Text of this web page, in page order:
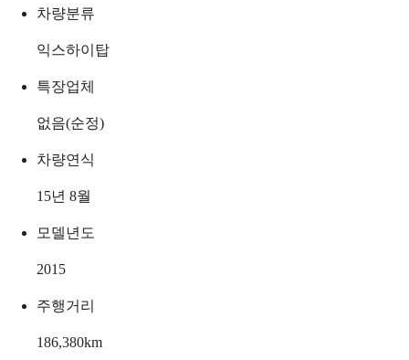
차량분류
익스하이탑
특장업체
없음(순정)
차량연식
15년 8월
모델년도
2015
주행거리
186,380km